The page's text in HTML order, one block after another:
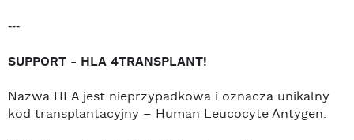
---
SUPPORT - HLA 4TRANSPLANT!
Nazwa HLA jest nieprzypadkowa i oznacza unikalny
kod transplantacyjny – Human Leucocyte Antygen.